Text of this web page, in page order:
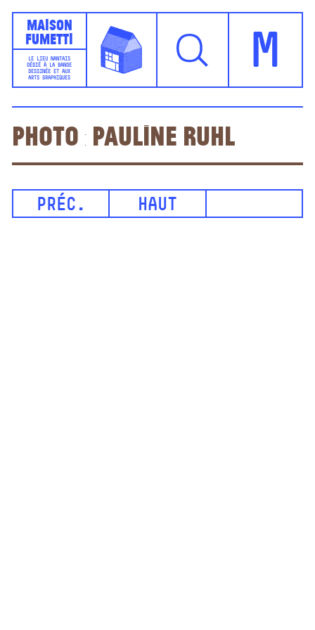
Maison
Fumetti
LE LIEU NANTAIS
DÉDIÉ À LA BANDE
DESSINÉE ET AUX
ARTS GRAPHIQUES
M
Photo : Pauline Ruhl
PRÉC. HAUT